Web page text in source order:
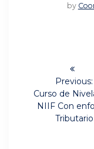
by
entradas
Previous:
Previous
post:
Curso de
NIIF Con
Tributario